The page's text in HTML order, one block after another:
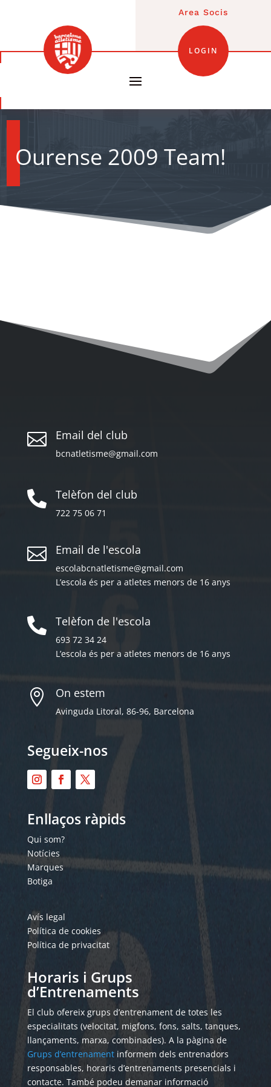
Area Socis
LOGIN
Ourense 2009 Team!
 Email del club
bcnatletisme@gmail.com
 Telèfon del club
722 75 06 71
 Email de l'escola
escolabcnatletisme@gmail.com
L’escola és per a atletes menors de 16 anys
 Telèfon de l'escola
693 72 34 24
L’escola és per a atletes menors de 16 anys
 On estem
Avinguda Litoral, 86-96, Barcelona
Segueix-nos
Enllaços ràpids
Qui som?
Notícies
Marques
Botiga
Avís legal
Política de cookies
Política de privacitat
Horaris i Grups
d’Entrenaments
El club ofereix grups d’entrenament de totes les
especialitats (velocitat, migfons, fons, salts, tanques,
llançaments, marxa, combinades). A la pàgina de
Grups d’entrenamentinformem dels entrenadors
responsables, horaris d’entrenaments presencials i
contacte. També podeu demanar informació